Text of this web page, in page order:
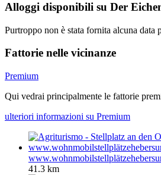
Alloggi disponibili su Der
Purtroppo non è stata fornita alcuna data
Fattorie nelle vicinanze
Premium
Qui vedrai principalmente le fattorie
ulteriori informazioni su Premium
41.3 km